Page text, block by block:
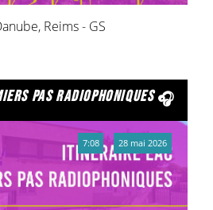
Reims - GS
pas radiophoniques
7:08 28 mai 2026